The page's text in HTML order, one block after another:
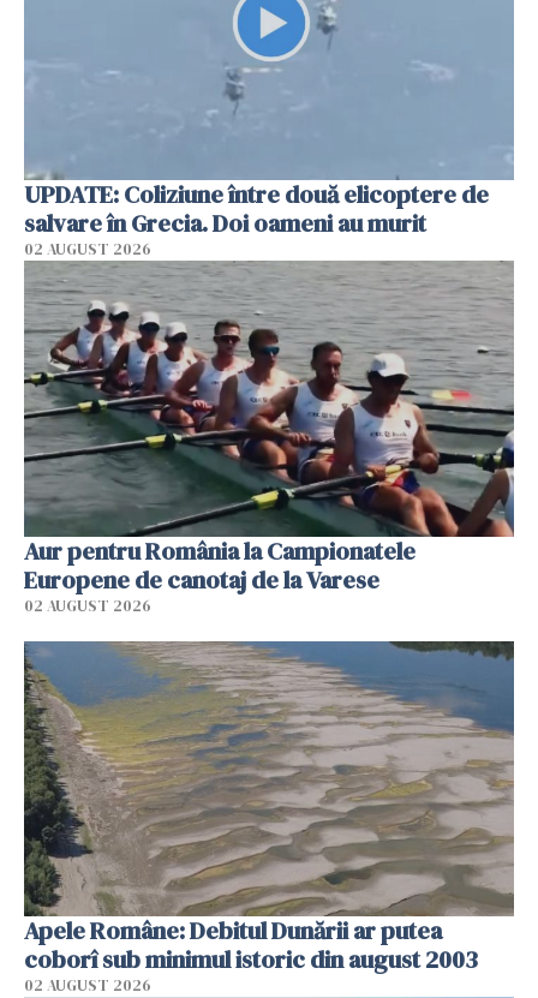
UPDATE: Coliziune între două elicoptere de
salvare în Grecia. Doi oameni au murit
02 AUGUST 2026
Aur pentru România la Campionatele
Europene de canotaj de la Varese
02 AUGUST 2026
Apele Române: Debitul Dunării ar putea
coborî sub minimul istoric din august 2003
02 AUGUST 2026